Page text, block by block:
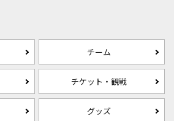
チーム
チケット・観戦
グッズ